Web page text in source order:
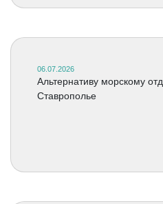
06.07.2026
Альтернативу морскому
Ставрополье